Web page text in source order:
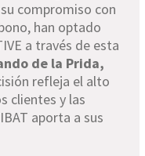
compromiso con
han optado
a través de esta
de la Prida,
refleja el alto
clientes y las
aporta a sus